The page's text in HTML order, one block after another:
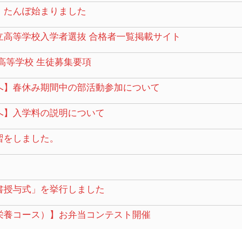
んぼ始まりました
等学校入学者選抜 合格者一覧掲載サイト
等学校 生徒募集要項
】春休み期間中の部活動参加について
】入学料の説明について
しました。
与式」を挙行しました
養コース）】お弁当コンテスト開催